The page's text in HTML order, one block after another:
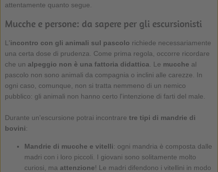
attentamente quanto segue.
Mucche e persone: da sapere per gli escursionisti
L'incontro con gli animali sul pascolo richiede necessariamente
una certa dose di prudenza. Come prima regola, occorre ricordare
che un alpeggio non è una fattoria didattica . Le mucche al
pascolo non sono animali da compagnia o inclini alle carezze. In
ogni caso, comunque, non si tratta nemmeno di un nemico
pubblico: gli animali non hanno certo l'intenzione di farti del male.
Durante un'escursione potrai incontrare tre tipi di mandrie di
bovini:
Mandrie di mucche e vitelli: ogni mandria è composta dalle
madri con i loro piccoli. I giovani sono solitamente molto
curiosi, ma attenzione! Le madri difendono i vitellini in modo